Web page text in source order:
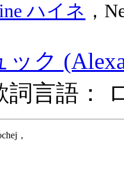
ハイネ ，
ク
語：
，